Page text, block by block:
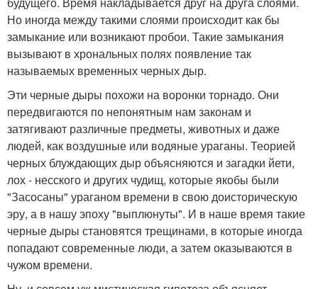
Но иногда между такими слоями происходит как бы
замыкание или возникают пробои. Такие замыкания
вызывают в хрональных полях появление так
называемых временных черных дыр.
Эти черные дыры похожи на воронки торнадо. Они
передвигаются по непонятным нам законам и
затягивают различные предметы, животных и даже
людей, как воздушные или водяные ураганы. Теорией
черных блуждающих дыр объясняются и загадки йети,
лох - несского и других чудищ, которые якобы были
"Засосаны" ураганом времени в свою доисторическую
эру, а в нашу эпоху "выплюнуты". И в наше время такие
черные дыры становятся трещинами, в которые иногда
попадают современные люди, а затем оказываются в
чужом времени.